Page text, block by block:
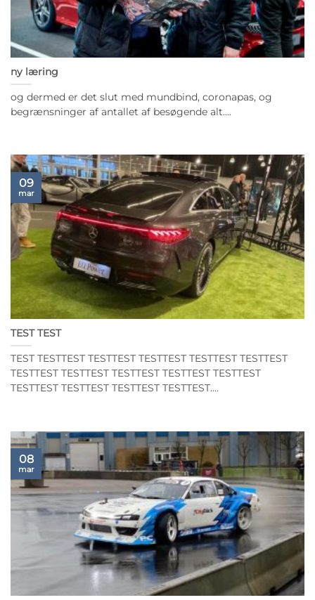
ny læring
og dermed er det slut med mundbind, coronapas, og
begrænsninger af antallet af besøgende alt....
TEST TEST
TEST TESTTEST TESTTEST TESTTEST TESTTEST TESTTEST
TESTTEST TESTTEST TESTTEST TESTTEST TESTTEST
TESTTEST TESTTEST TESTTEST TESTTEST....
09
mar
08
mar